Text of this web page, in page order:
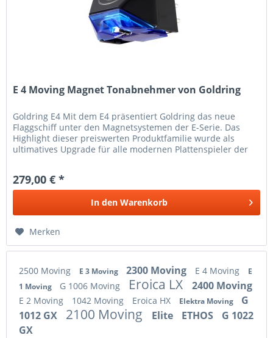
E 4 Moving Magnet Tonabnehmer von Goldring
Goldring E4 Mit dem E4 präsentiert Goldring das neue
Flaggschiff unter den Magnetsystemen der E-Serie. Das
Highlight dieser preiswerten Produktfamilie wurde als
ultimatives Upgrade für alle modernen Plattenspieler der
279,00 € *
In den Warenkorb
Merken
2500 Moving E 3 Moving 2300 Moving E 4 Moving
E
1 Moving
G 1006 Moving Eroica LX 2400 Moving
E 2 Moving 1042 Moving Eroica HX Elektra Moving
G
1012 GX
2100 Moving Elite ETHOS
G 1022
GX